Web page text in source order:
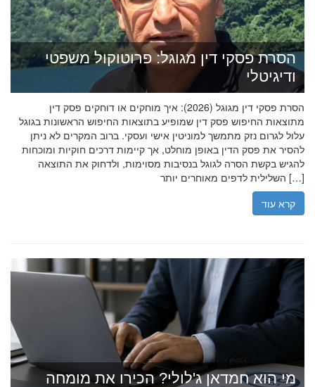
הסרת פסקי דין מגוגל: פרוטוקול משפטי
ודיגיטלי
הסרת פסקי דין מגוגל (2026): איך מוחקים או דוחקים פסק דין
מתוצאות החיפוש פסק דין שמופיע בתוצאות החיפוש הראשונות בגוגל
עלול לגרום נזק מתמשך למוניטין אישי ועסקי. ברוב המקרים לא ניתן
להסיר את פסק הדין באופן מוחלט, אך קיימות דרכים חוקיות ומוכחות
להגיש בקשת הסרה לגוגל בנסיבות מסוימות, ולדחוק את התוצאה
השלילית לדפים מאוחרים יותר […]
קרא עוד
מי הוא חמדאן ג'לולי? הכירו את מומחה